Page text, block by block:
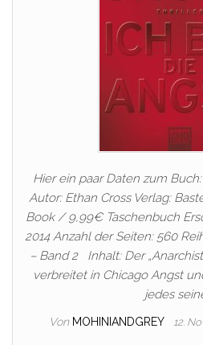
Hier ein paar Daten zum
Autor: Ethan Cross Verlag:
Book / 9,99€ Taschenbuch
2014 Anzahl der Seiten: 560
– Band 2 Inhalt: Der
verbreitet in Chicago Angst
jedes
Von MOHINIANDGREY 12.